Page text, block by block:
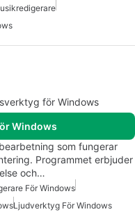
för Windows
Windows
som fungerar
Programmet erbjuder
och…
För Windows
Ljudverktyg För Windows